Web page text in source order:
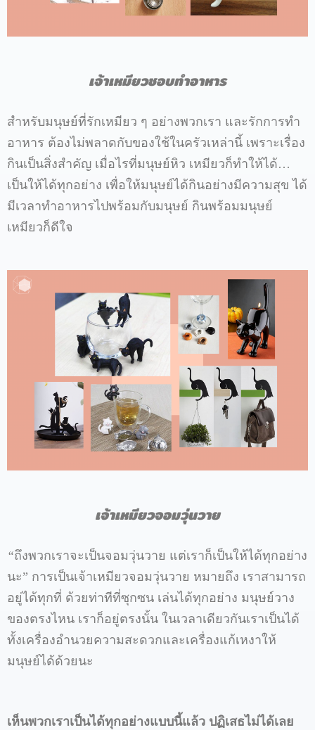
เจ้าเหมียวชอบทำอาหาร
สำหรับมนุษย์ที่รักเหมียว ๆ อย่างพวกเรา และรักการทำ
อาหาร ต้องไม่พลาดกับของใช้ในครัวเหล่านี้ เพราะเรื่อง
กินเป็นสิ่งสำคัญ เมื่อไรที่มนุษย์หิว เหมียวก็ทำให้ได้…
เป็นให้ได้ทุกอย่าง เพื่อให้มนุษย์ได้กินอย่างมีความสุข ได้
มีเวลาทำอาหารไปพร้อมกับมนุษย์ กินพร้อมมนุษย์
เหมียวก็ดีใจ
เจ้าเหมียวจอมวุ่นวาย
“ถึงพวกเราจะเป็นจอมวุ่นวาย แต่เราก็เป็นให้ได้ทุกอย่าง
นะ” การเป็นเจ้าเหมียวจอมวุ่นวาย หมายถึง เราสามารถ
อยู่ได้ทุกที่ ด้วยท่าทีที่ซุกซน เล่นได้ทุกอย่าง มนุษย์วาง
ของตรงไหน เราก็อยู่ตรงนั้น ในเวลาเดียวกันเราเป็นได้
ทั้งเครื่องอำนวยความสะดวกและเครื่องแก้เหงาให้
มนุษย์ได้ด้วยนะ
เห็นพวกเราเป็นได้ทุกอย่างแบบนี้แล้ว ปฏิเสธไม่ได้เลย